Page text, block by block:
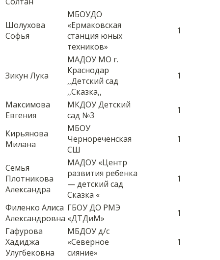
Шолухова
Софья
МБОУДО
«Ермаковская
станция юных
техников»
1
Зикун Лука
МАДОУ МО г.
Краснодар
,,Детский сад
,,Сказка,,
1
Максимова
Евгения
МКДОУ Детский
сад №3
1
Кирьянова
Милана
МБОУ
Чернореченская
СШ
1
Семья
Плотникова
Александра
МАДОУ «Центр
развития ребенка
— детский сад
Сказка «
1
Филенко Алиса
Александровна
ГБОУ ДО РМЭ
«ДТДиМ»
1
Гафурова
Хадиджа
Улугбековна
МБДОУ д/с
«Северное
сияние»
1